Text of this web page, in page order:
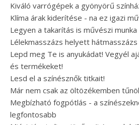
Kiváló varrógépek a gyönyörű
Klíma árak kiderítése - na ez igazi
Legyen a takarítás is művészi
Lélekmasszázs helyett hátmasszázs
Lepd meg Te is anyukádat! Vegyél
és termékeket!
Lesd el a színésznők titkait!
Már nem csak az öltözékemben
Megbízható fogpótlás - a
legfontosabb